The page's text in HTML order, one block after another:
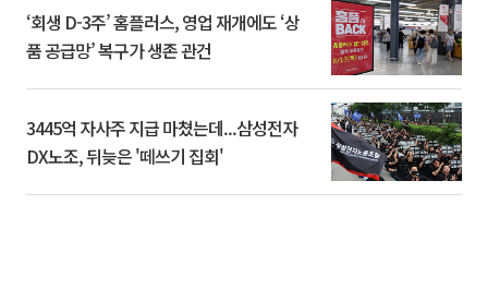
‘회생 D-3주’ 홈플러스, 영업 재개에도 ‘상
품 공급망’ 복구가 생존 관건
3445억 자사주 지급 마쳤는데...삼성전자
DX노조, 뒤늦은 '떼쓰기 집회'